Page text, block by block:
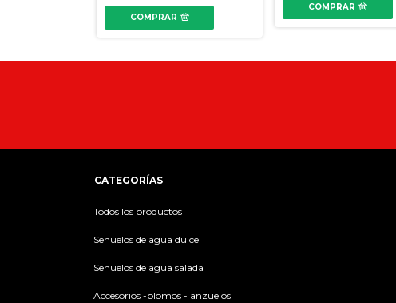
COMPRAR
COMPRAR
CATEGORÍAS
Todos los productos
Señuelos de agua dulce
Señuelos de agua salada
Accesorios -plomos - anzuelos